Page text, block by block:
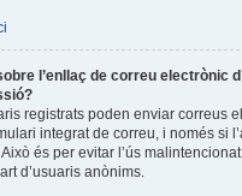
l’enllaç de correu electrònic
registrats poden enviar correus
integrat de correu, i només si
és per evitar l’ús
d’usuaris anònims.